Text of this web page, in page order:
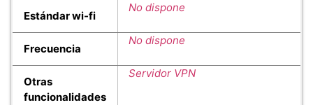
Estándar wi-fi
No dispone
Frecuencia
No dispone
Otras
funcionalidades
Servidor VPN